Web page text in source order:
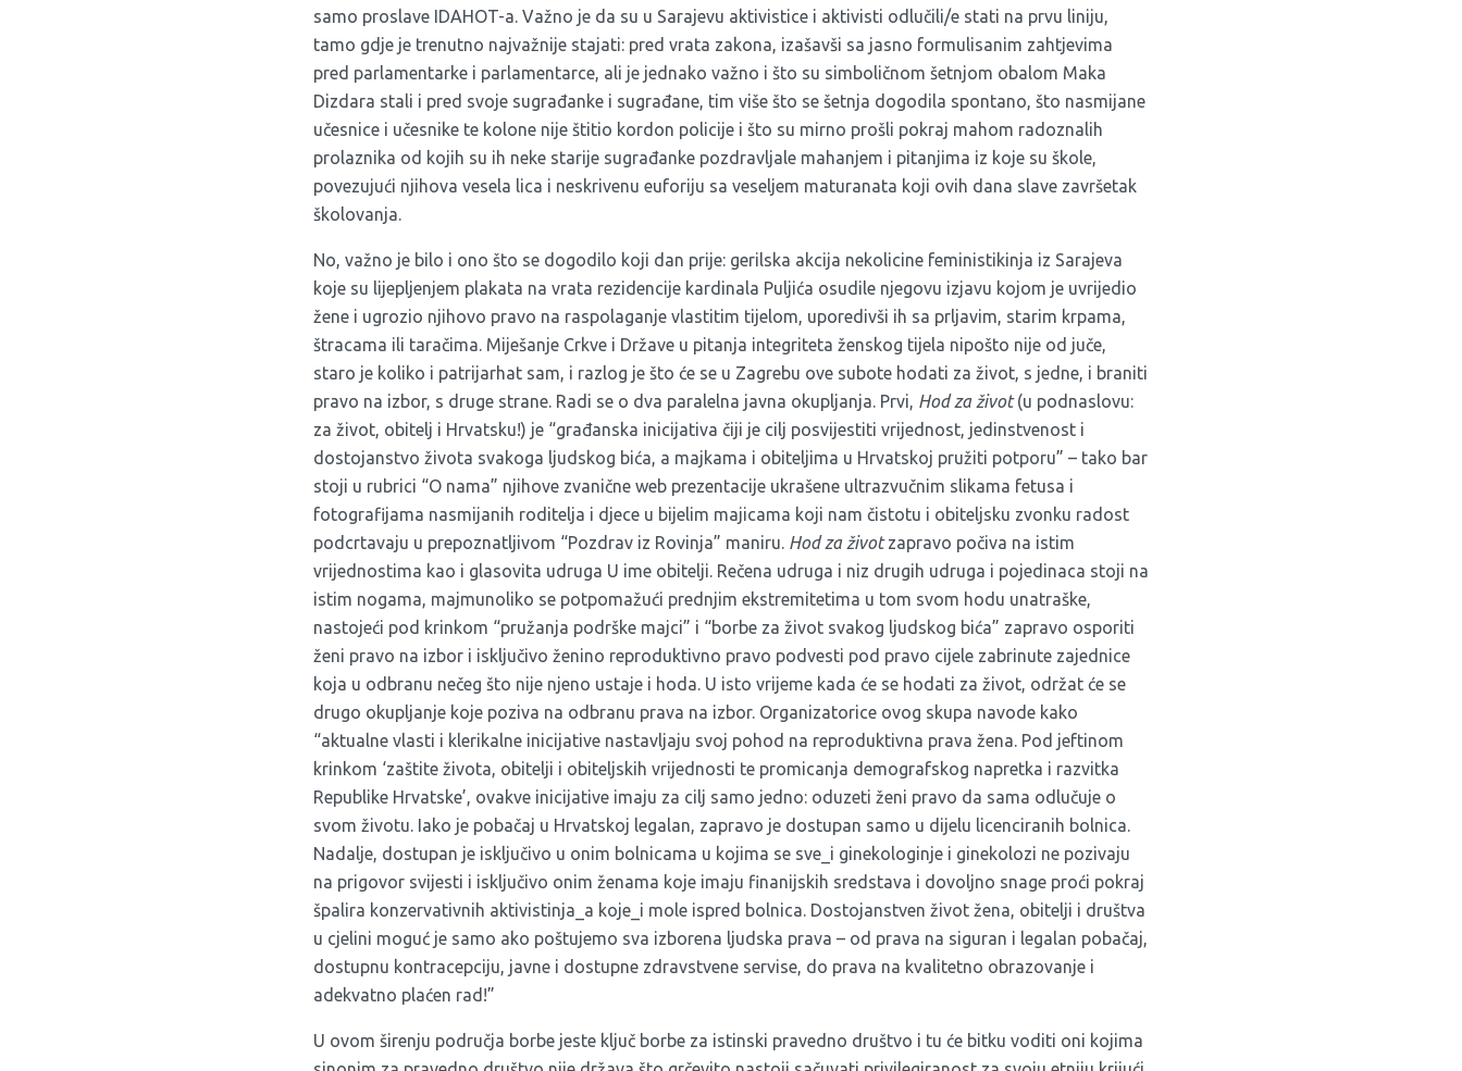
samo proslave IDAHOT-a. Važno je da su u Sarajevu aktivistice i aktivisti odlučili/e stati na prvu liniju,
tamo gdje je trenutno najvažnije stajati: pred vrata zakona, izašavši sa jasno formulisanim zahtjevima
pred parlamentarke i parlamentarce, ali je jednako važno i što su simboličnom šetnjom obalom Maka
Dizdara stali i pred svoje sugrađanke i sugrađane, tim više što se šetnja dogodila spontano, što nasmijane
učesnice i učesnike te kolone nije štitio kordon policije i što su mirno prošli pokraj mahom radoznalih
prolaznika od kojih su ih neke starije sugrađanke pozdravljale mahanjem i pitanjima iz koje su škole,
povezujući njihova vesela lica i neskrivenu euforiju sa veseljem maturanata koji ovih dana slave završetak
školovanja.
No, važno je bilo i ono što se dogodilo koji dan prije: gerilska akcija nekolicine feministikinja iz Sarajeva
koje su lijepljenjem plakata na vrata rezidencije kardinala Puljića osudile njegovu izjavu kojom je uvrijedio
žene i ugrozio njihovo pravo na raspolaganje vlastitim tijelom, uporedivši ih sa prljavim, starim krpama,
štracama ili taračima. Miješanje Crkve i Države u pitanja integriteta ženskog tijela nipošto nije od juče,
staro je koliko i patrijarhat sam, i razlog je što će se u Zagrebu ove subote hodati za život, s jedne, i braniti
pravo na izbor, s druge strane. Radi se o dva paralelna javna okupljanja. Prvi, Hod za život(u podnaslovu:
za život, obitelj i Hrvatsku!) je “građanska inicijativa čiji je cilj posvijestiti vrijednost, jedinstvenost i
dostojanstvo života svakoga ljudskog bića, a majkama i obiteljima u Hrvatskoj pružiti potporu” – tako bar
stoji u rubrici “O nama” njihove zvanične web prezentacije ukrašene ultrazvučnim slikama fetusa i
fotografijama nasmijanih roditelja i djece u bijelim majicama koji nam čistotu i obiteljsku zvonku radost
podcrtavaju u prepoznatljivom “Pozdrav iz Rovinja” maniru. Hod za životzapravo počiva na istim
vrijednostima kao i glasovita udruga U ime obitelji. Rečena udruga i niz drugih udruga i pojedinaca stoji na
istim nogama, majmunoliko se potpomažući prednjim ekstremitetima u tom svom hodu unatraške,
nastojeći pod krinkom “pružanja podrške majci” i “borbe za život svakog ljudskog bića” zapravo osporiti
ženi pravo na izbor i isključivo ženino reproduktivno pravo podvesti pod pravo cijele zabrinute zajednice
koja u odbranu nečeg što nije njeno ustaje i hoda. U isto vrijeme kada će se hodati za život, održat će se
drugo okupljanje koje poziva na odbranu prava na izbor. Organizatorice ovog skupa navode kako
“aktualne vlasti i klerikalne inicijative nastavljaju svoj pohod na reproduktivna prava žena. Pod jeftinom
krinkom ‘zaštite života, obitelji i obiteljskih vrijednosti te promicanja demografskog napretka i razvitka
Republike Hrvatske’, ovakve inicijative imaju za cilj samo jedno: oduzeti ženi pravo da sama odlučuje o
svom životu. Iako je pobačaj u Hrvatskoj legalan, zapravo je dostupan samo u dijelu licenciranih bolnica.
Nadalje, dostupan je isključivo u onim bolnicama u kojima se sve_i ginekologinje i ginekolozi ne pozivaju
na prigovor svijesti i isključivo onim ženama koje imaju finanijskih sredstava i dovoljno snage proći pokraj
špalira konzervativnih aktivistinja_a koje_i mole ispred bolnica. Dostojanstven život žena, obitelji i društva
u cjelini moguć je samo ako poštujemo sva izborena ljudska prava – od prava na siguran i legalan pobačaj,
dostupnu kontracepciju, javne i dostupne zdravstvene servise, do prava na kvalitetno obrazovanje i
adekvatno plaćen rad!”
U ovom širenju područja borbe jeste ključ borbe za istinski pravedno društvo i tu će bitku voditi oni kojima